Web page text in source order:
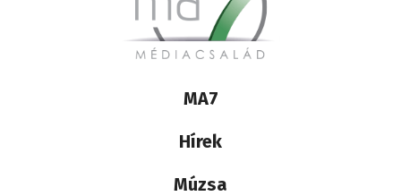
Lábléc
médiacsalád
MA7
Hírek
Múzsa